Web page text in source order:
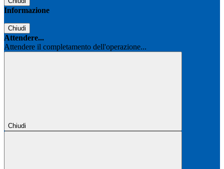
Informazione
Chiudi
Attendere...
Attendere il completamento dell'operazione...
Chiudi